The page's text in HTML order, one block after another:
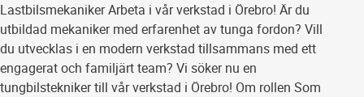
Lastbilsmekaniker Arbeta i vår verkstad i Örebro! Är du
utbildad mekaniker med erfarenhet av tunga fordon? Vill
du utvecklas i en modern verkstad tillsammans med ett
engagerat och familjärt team? Vi söker nu en
tungbilstekniker till vår verkstad i Örebro! Om rollen Som